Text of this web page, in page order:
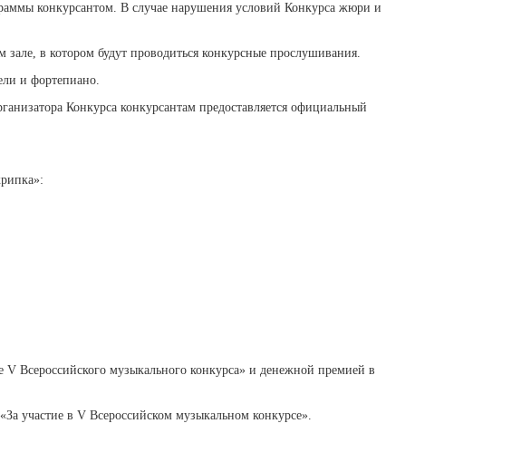
конкурсантом. В случае нарушения условий Конкурса жюри и
в котором будут проводиться конкурсные прослушивания.
и фортепиано.
Конкурса конкурсантам предоставляется официальный
Всероссийского музыкального конкурса» и денежной премией в
участие в V Всероссийском музыкальном конкурсе».